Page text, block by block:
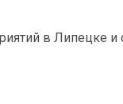
в Липецке и